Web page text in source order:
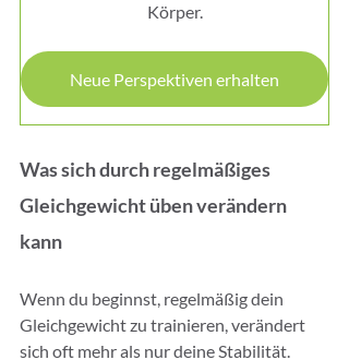
Körper.
Neue Perspektiven erhalten
Was sich durch regelmäßiges
Gleichgewicht üben verändern
kann
Wenn du beginnst, regelmäßig dein
Gleichgewicht zu trainieren, verändert
sich oft mehr als nur deine Stabilität.